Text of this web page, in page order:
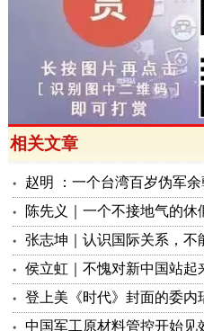
相关文章
赵明 ：一个台湾百岁伪军
陈先义｜一个不接地气的休
张志坤｜认识国际关系，不
侯立虹｜不愧对新中国站起
中国军工原材料管控开始见